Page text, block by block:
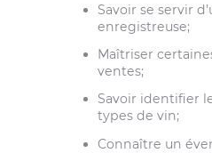
Savoir se servir
enregistreuse;
Maîtriser
ventes;
Savoir identifier
types de vin;
Connaître un